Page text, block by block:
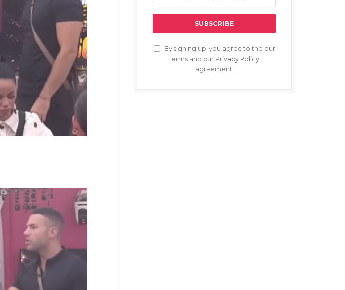
By signing up, you agree to the our
terms and our Privacy Policy
agreement.